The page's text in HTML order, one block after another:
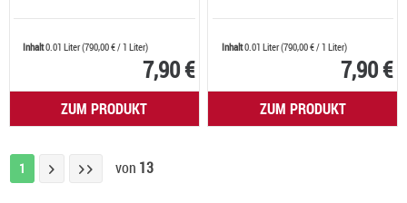
Inhalt0.01 Liter(790,00 €/ 1 Liter)
7,90 €
ZUM PRODUKT
Inhalt0.01 Liter(790,00 €/ 1 Liter)
7,90 €
ZUM PRODUKT
1 von 13